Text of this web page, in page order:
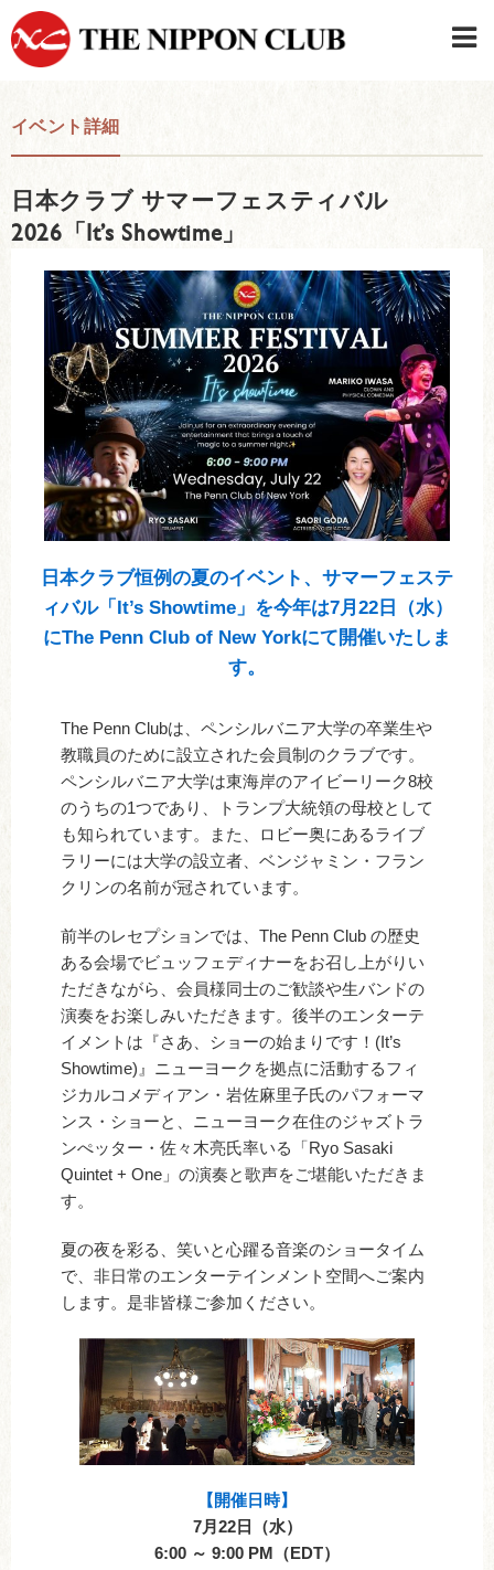
イベント詳細
日本クラブ サマーフェスティバル
2026「It’s Showtime」
日本クラブ恒例の夏のイベント、サマーフェステ
ィバル「It’s Showtime」を今年は7月22日（水）
にThe Penn Club of New Yorkにて開催いたしま
す。
The Penn Clubは、ペンシルバニア大学の卒業生や
教職員のために設立された会員制のクラブです。
ペンシルバニア大学は東海岸のアイビーリーク8校
のうちの1つであり、トランプ大統領の母校として
も知られています。また、ロビー奥にあるライブ
ラリーには大学の設立者、ベンジャミン・フラン
クリンの名前が冠されています。
前半のレセプションでは、The Penn Club の歴史
ある会場でビュッフェディナーをお召し上がりい
ただきながら、会員様同士のご歓談や生バンドの
演奏をお楽しみいただきます。後半のエンターテ
イメントは『さあ、ショーの始まりです！(It’s
Showtime)』ニューヨークを拠点に活動するフィ
ジカルコメディアン・岩佐麻里子氏のパフォーマ
ンス・ショーと、ニューヨーク在住のジャズトラ
ンぺッター・佐々木亮氏率いる「Ryo Sasaki
Quintet + One」の演奏と歌声をご堪能いただきま
す。
夏の夜を彩る、笑いと心躍る音楽のショータイム
で、非日常のエンターテインメント空間へご案内
します。是非皆様ご参加ください。
【開催日時】
7月22日（水）
6:00 ～ 9:00 PM（EDT）
日本クラブメンバーログイン
連絡先・駐車場
はじめてご利用の方はこちら
›